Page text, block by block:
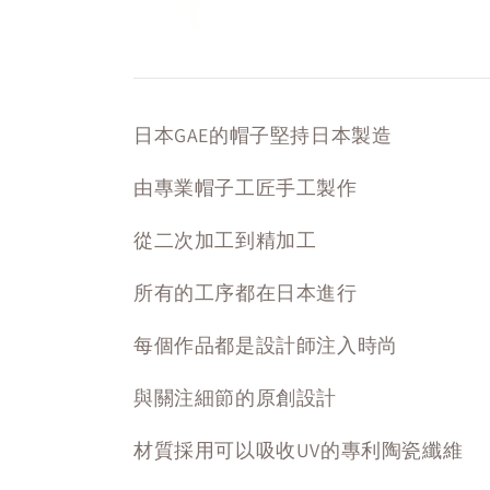
日本GAE的帽子堅持日本製造
由專業帽子工匠手工製作
從二次加工到精加工
所有的工序都在日本進行
每個作品都是設計師注入時尚
與關注細節的原創設計
材質採用可以吸收UV的專利陶瓷纖維